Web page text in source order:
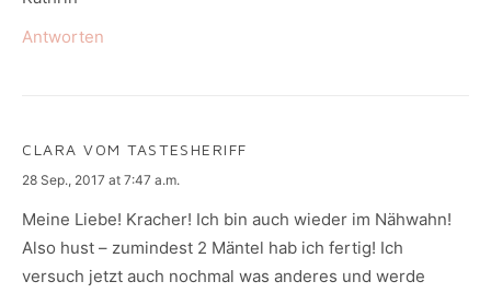
Antworten
CLARA VOM TASTESHERIFF
says:
28 Sep., 2017 at 7:47 a.m.
Meine Liebe! Kracher! Ich bin auch wieder im Nähwahn!
Also hust – zumindest 2 Mäntel hab ich fertig! Ich
versuch jetzt auch nochmal was anderes und werde